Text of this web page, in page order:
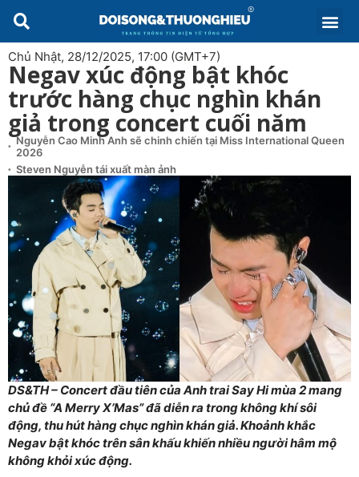
Chủ Nhật, 28/12/2025, 17:00 (GMT+7)
Negav xúc động bật khóc
trước hàng chục nghìn khán
giả trong concert cuối năm
Nguyễn Cao Minh Anh sẽ chinh chiến tại Miss International Queen
2026
Steven Nguyễn tái xuất màn ảnh
DS&TH – Concert đầu tiên của Anh trai Say Hi mùa 2 mang
chủ đề “A Merry X’Mas” đã diễn ra trong không khí sôi
động, thu hút hàng chục nghìn khán giả. Khoảnh khắc
Negav bật khóc trên sân khấu khiến nhiều người hâm mộ
không khỏi xúc động.